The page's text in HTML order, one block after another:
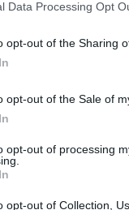
Data Processing Opt
opt-out of the Sharing
opt-out of the Sale of
opt-out of processing
opt-out of Collection,
tutti i
Bormida (5)